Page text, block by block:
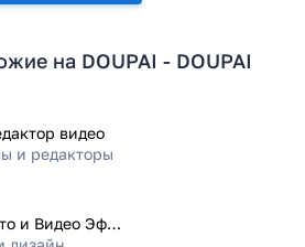
на DOUPAI - DOUPAI
видео
и редакторы
Scribbl - Фото и Видео Эффекты